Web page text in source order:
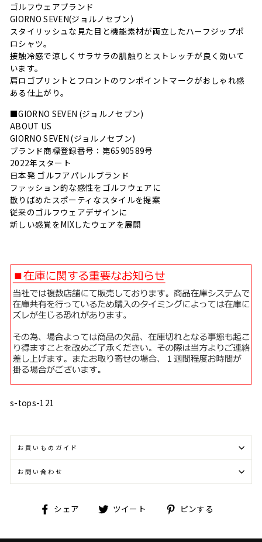
ゴルフウェアブランド
GIORNO SEVEN(ジョルノセブン)
スタイリッシュな見た目と機能素材が両立したハーフジップポ
ロシャツ。
接触冷感で涼しくサラサラの肌触りとストレッチが良く効いて
います。
肩ロゴプリントとフロントのワンポイントマークがおしゃれ感
ある仕上がり。
■GIORNO SEVEN (ジョルノセブン)
ABOUT US
GIORNO SEVEN (ジョルノセブン)
ブランド商標登録番号：第6590589号
2022年スタート
日本発 ゴルフアパレルブランド
ファッション的な感性をゴルフウェアに
散りばめたスポーティなスタイルを提案
従来のゴルフウェアデザインに
新しい感覚をMIXしたウェアを展開
s-tops-121
お買いものガイド
お問い合わせ
シェア
Facebookツイート
Twitterピンする